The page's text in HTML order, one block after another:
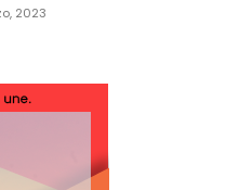
2023